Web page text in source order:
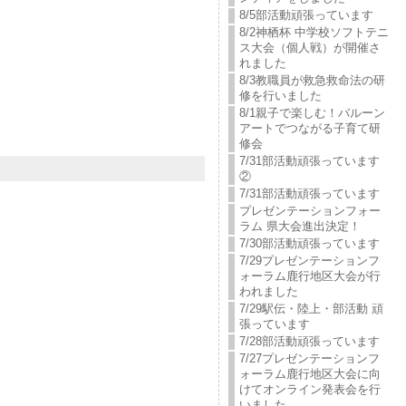
8/5部活動頑張っています
8/2神栖杯 中学校ソフトテニ
ス大会（個人戦）が開催さ
れました
8/3教職員が救急救命法の研
修を行いました
8/1親子で楽しむ！バルーン
アートでつながる子育て研
修会
7/31部活動頑張っています
②
7/31部活動頑張っています
プレゼンテーションフォー
ラム 県大会進出決定！
7/30部活動頑張っています
7/29プレゼンテーションフ
ォーラム鹿行地区大会が行
われました
7/29駅伝・陸上・部活動 頑
張っています
7/28部活動頑張っています
7/27プレゼンテーションフ
ォーラム鹿行地区大会に向
けてオンライン発表会を行